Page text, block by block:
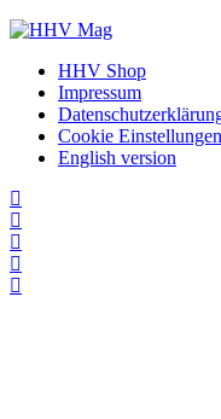
HHV Shop
Impressum
Cookie Einstellungen
English version